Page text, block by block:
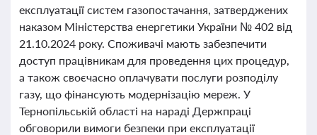
експлуатації систем газопостачання, затверджених
наказом Міністерства енергетики України № 402 від
21.10.2024 року. Споживачі мають забезпечити
доступ працівникам для проведення цих процедур,
а також своєчасно оплачувати послуги розподілу
газу, що фінансують модернізацію мереж. У
Тернопільській області на нараді Держпраці
обговорили вимоги безпеки при експлуатації